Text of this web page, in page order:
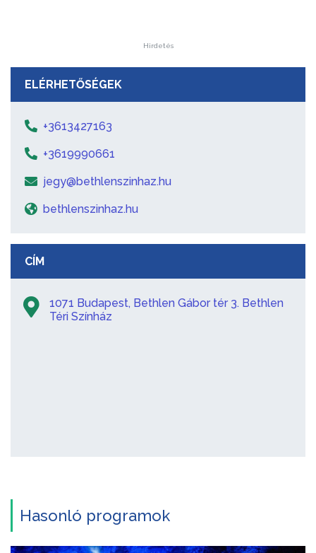
Hirdetés
ELÉRHETŐSÉGEK
+3613427163
+3619990661
jegy@bethlenszinhaz.hu
bethlenszinhaz.hu
CÍM
1071 Budapest, Bethlen Gábor tér 3. Bethlen
Téri Színház
Hasonló programok